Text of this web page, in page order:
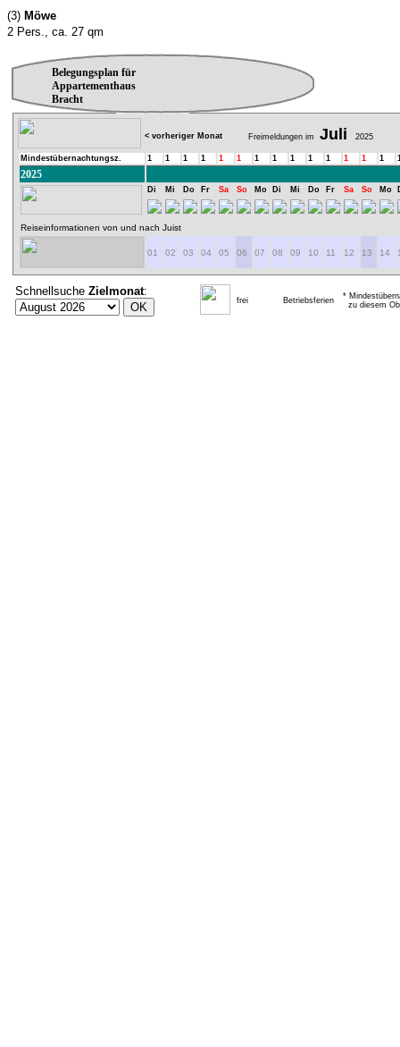
(3) Möwe
2 Pers., ca. 27 qm
Belegungsplan für
Appartementhaus
Bracht
< vorheriger Monat Freimeldungen im Juli 2025
Mindestübernachtungsz. 1 1 1 1 1 1 1 1 1 1 1 1 1 1
2025
Di Mi Do Fr Sa So Mo Di Mi Do Fr Sa So Mo
Reiseinformationen von und nach Juist
01 02 03 04 05 06 07 08 09 10 11 12 13 14
Schnellsuche Zielmonat:
frei Betriebsferien
*
zu diesem